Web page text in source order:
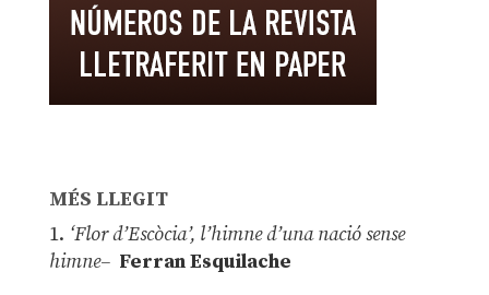
MÉS LLEGIT
1. ‘Flor d’Escòcia’, l’himne d’una nació sense
himne– Ferran Esquilache